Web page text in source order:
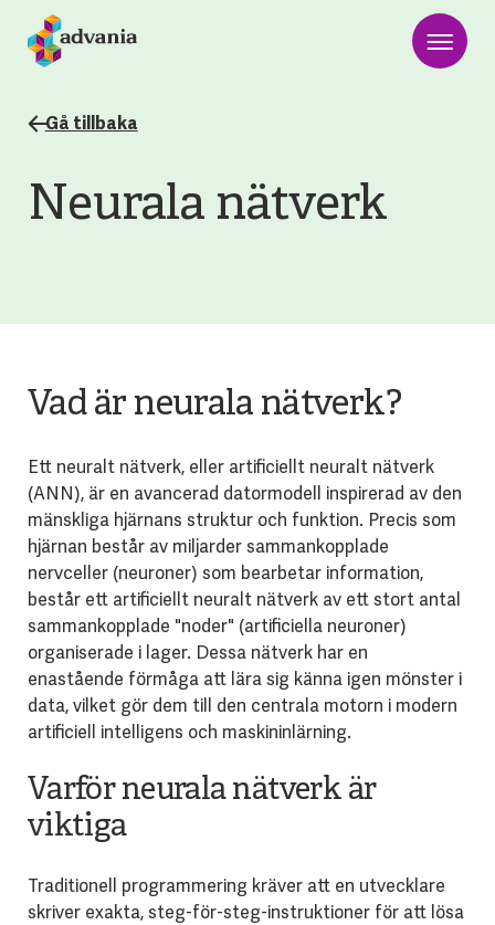
Gå tillbaka
Neurala nätverk
Vad är neurala nätverk?
Ett neuralt nätverk, eller artificiellt neuralt nätverk
(ANN), är en avancerad datormodell inspirerad av den
mänskliga hjärnans struktur och funktion. Precis som
hjärnan består av miljarder sammankopplade
nervceller (neuroner) som bearbetar information,
består ett artificiellt neuralt nätverk av ett stort antal
sammankopplade "noder" (artificiella neuroner)
organiserade i lager. Dessa nätverk har en
enastående förmåga att lära sig känna igen mönster i
data, vilket gör dem till den centrala motorn i modern
artificiell intelligens och maskininlärning.
Varför neurala nätverk är
viktiga
Traditionell programmering kräver att en utvecklare
skriver exakta, steg-för-steg-instruktioner för att lösa